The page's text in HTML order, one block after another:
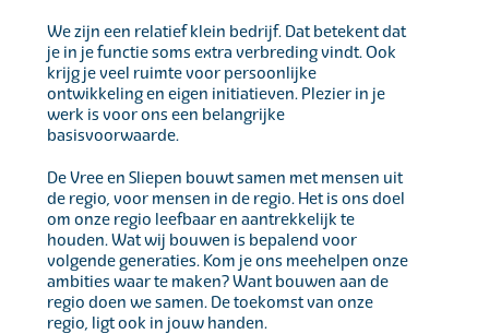
We zijn een relatief klein bedrijf. Dat betekent dat
je in je functie soms extra verbreding vindt. Ook
krijg je veel ruimte voor persoonlijke
ontwikkeling en eigen initiatieven. Plezier in je
werk is voor ons een belangrijke
basisvoorwaarde.
De Vree en Sliepen bouwt samen met mensen uit
de regio, voor mensen in de regio. Het is ons doel
om onze regio leefbaar en aantrekkelijk te
houden. Wat wij bouwen is bepalend voor
volgende generaties. Kom je ons meehelpen onze
ambities waar te maken? Want bouwen aan de
regio doen we samen. De toekomst van onze
regio, ligt ook in jouw handen.